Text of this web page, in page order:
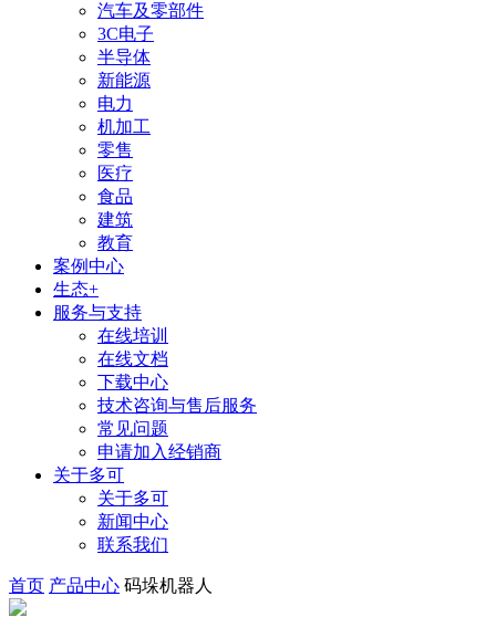
汽车及零部件
3C电子
半导体
新能源
电力
机加工
零售
医疗
食品
建筑
教育
案例中心
生态+
服务与支持
在线培训
在线文档
下载中心
技术咨询与售后服务
常见问题
申请加入经销商
关于多可
关于多可
新闻中心
联系我们
首页 产品中心 码垛机器人